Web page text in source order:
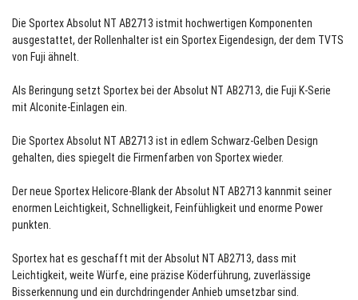
Die Sportex Absolut NT AB2713 istmit hochwertigen Komponenten
ausgestattet, der Rollenhalter ist ein Sportex Eigendesign, der dem TVTS
von Fuji ähnelt.
Als Beringung setzt Sportex bei der Absolut NT AB2713, die Fuji K-Serie
mit Alconite-Einlagen ein.
Die Sportex Absolut NT AB2713 ist in edlem Schwarz-Gelben Design
gehalten, dies spiegelt die Firmenfarben von Sportex wieder.
Der neue Sportex Helicore-Blank der Absolut NT AB2713 kannmit seiner
enormen Leichtigkeit, Schnelligkeit, Feinfühligkeit und enorme Power
punkten.
Sportex hat es geschafft mit der Absolut NT AB2713, dass mit
Leichtigkeit, weite Würfe, eine präzise Köderführung, zuverlässige
Bisserkennung und ein durchdringender Anhieb umsetzbar sind.